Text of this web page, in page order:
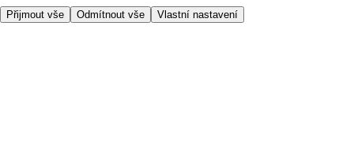
Přijmout vše Odmítnout vše Vlastní nastavení